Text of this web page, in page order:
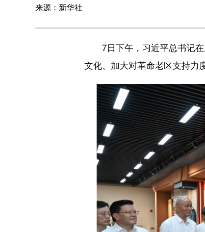
来源：新华社
7日下午，习近平总书记在
文化、加大对革命老区支持